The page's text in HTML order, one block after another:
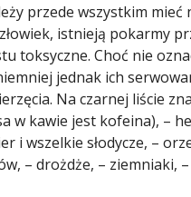
przede wszystkim mieć
istnieją pokarmy
toksyczne. Choć nie
jednak ich
Na czarnej liście
w kawie jest kofeina), –
i wszelkie słodycze, –
– drożdże, – ziemniaki,